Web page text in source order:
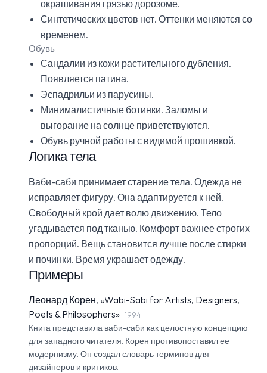
окрашивания грязью дорозоме.
Синтетических цветов нет. Оттенки меняются со
временем.
Обувь
Сандалии из кожи растительного дубления.
Появляется патина.
Эспадрильи из парусины.
Минималистичные ботинки. Заломы и
выгорание на солнце приветствуются.
Обувь ручной работы с видимой прошивкой.
Логика тела
Ваби-саби принимает старение тела. Одежда не
исправляет фигуру. Она адаптируется к ней.
Свободный крой дает волю движению. Тело
угадывается под тканью. Комфорт важнее строгих
пропорций. Вещь становится лучше после стирки
и починки. Время украшает одежду.
Примеры
Леонард Корен, «Wabi-Sabi for Artists, Designers,
Poets & Philosophers» 1994
Книга представила ваби-саби как целостную концепцию
для западного читателя. Корен противопоставил ее
модернизму. Он создал словарь терминов для
дизайнеров и критиков.